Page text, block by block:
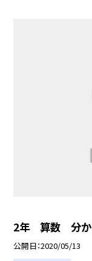
2年 算数 分か
公開日 2020/05/13